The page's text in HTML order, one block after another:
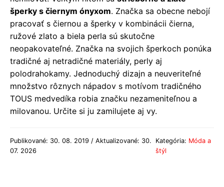
šperky s čiernym ónyxom. Značka sa obecne nebojí
pracovať s čiernou a šperky v kombinácii čierna,
ružové zlato a biela perla sú skutočne
neopakovateľné. Značka na svojich šperkoch ponúka
tradičné aj netradičné materiály, perly aj
polodrahokamy. Jednoduchý dizajn a neuveriteľné
množstvo rôznych nápadov s motívom tradičného
TOUS medvedíka robia značku nezameniteľnou a
milovanou. Určite si ju zamilujete aj vy.
Publikované: 30. 08. 2019 / Aktualizované: 30.
07. 2026
Kategória: Móda a
štýl